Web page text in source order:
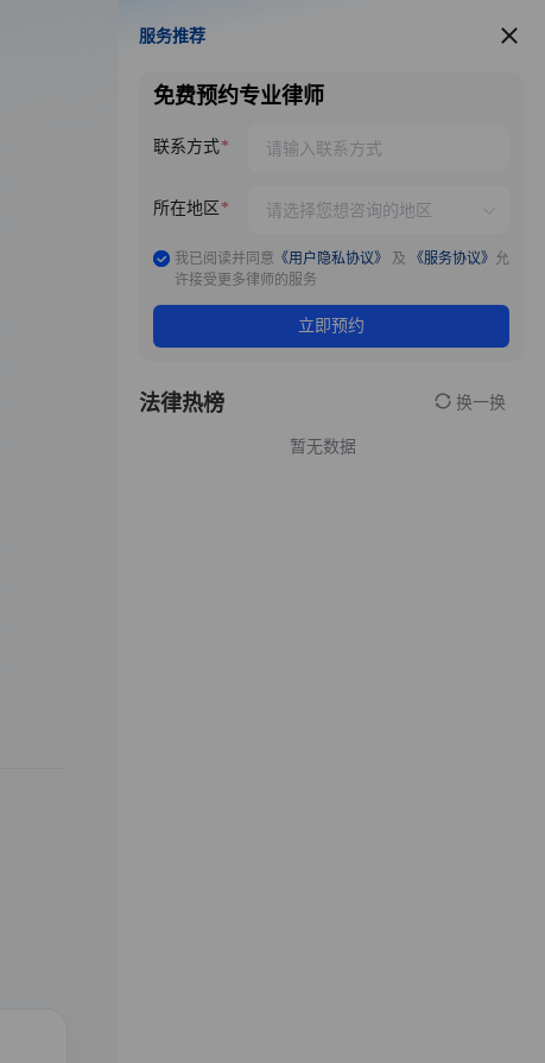
服务推荐
服务推荐
免费预约专业律师
联系方式
所在地区
我已阅读并同意 《用户隐私协议》 及 《服务协议》 允
许接受更多律师的服务
立即预约
法律热榜 换一换
暂无数据